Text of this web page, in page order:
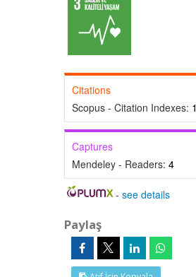
Citations
Scopus - Citation Indexes: 1
Captures
Mendeley - Readers: 4
-see details
Paylaş